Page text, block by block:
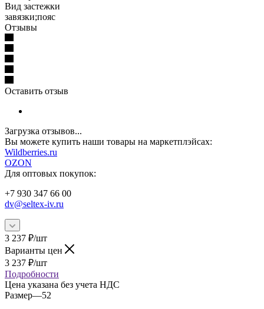
Вид застежки
завязки;пояс
Отзывы
Оставить отзыв
Загрузка отзывов...
Вы можете купить наши товары на маркетплэйсах:
Wildberries.ru
OZON
Для оптовых покупок:
+7 930 347 66 00
dv@seltex-iv.ru
3 237 ₽/шт
Варианты цен
3 237 ₽/шт
Подробности
Цена указана без учета НДС
Размер—52